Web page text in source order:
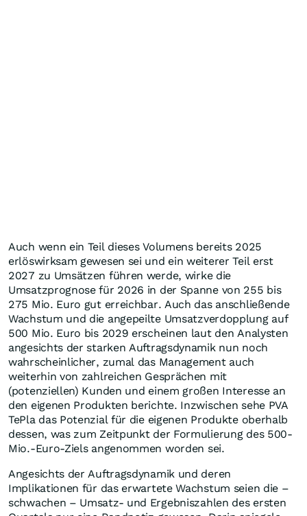
Auch wenn ein Teil dieses Volumens bereits 2025
erlöswirksam gewesen sei und ein weiterer Teil erst
2027 zu Umsätzen führen werde, wirke die
Umsatzprognose für 2026 in der Spanne von 255 bis
275 Mio. Euro gut erreichbar. Auch das anschließende
Wachstum und die angepeilte Umsatzverdopplung auf
500 Mio. Euro bis 2029 erscheinen laut den Analysten
angesichts der starken Auftragsdynamik nun noch
wahrscheinlicher, zumal das Management auch
weiterhin von zahlreichen Gesprächen mit
(potenziellen) Kunden und einem großen Interesse an
den eigenen Produkten berichte. Inzwischen sehe PVA
TePla das Potenzial für die eigenen Produkte oberhalb
dessen, was zum Zeitpunkt der Formulierung des 500-
Mio.-Euro-Ziels angenommen worden sei.
Angesichts der Auftragsdynamik und deren
Implikationen für das erwartete Wachstum seien die –
schwachen – Umsatz- und Ergebniszahlen des ersten